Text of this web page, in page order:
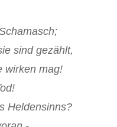
sind gezählt,
wirken mag!
Heldensinns?